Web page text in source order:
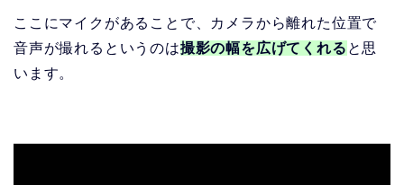
ここにマイクがあることで、カメラから離れた位置で
音声が撮れるというのは撮影の幅を広げてくれる と思
います。